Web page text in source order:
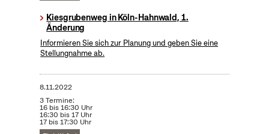
Kiesgrubenweg in Köln-Hahnwald, 1.
Änderung
Informieren Sie sich zur Planung und geben Sie eine
Stellungnahme ab.
8.11.2022
3 Termine:
16 bis 16:30 Uhr
16:30 bis 17 Uhr
17 bis 17:30 Uhr